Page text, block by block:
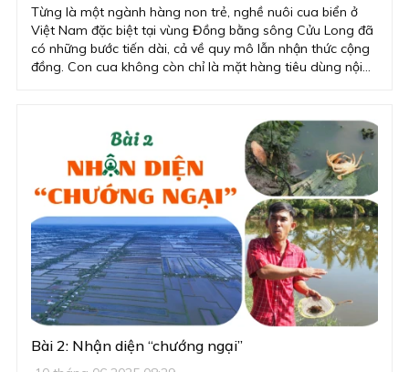
Từng là một ngành hàng non trẻ, nghề nuôi cua biển ở
Việt Nam đặc biệt tại vùng Đồng bằng sông Cửu Long đã
có những bước tiến dài, cả về quy mô lẫn nhận thức cộng
đồng. Con cua không còn chỉ là mặt hàng tiêu dùng nội
vững và kinh tế tuần hoàn của quốc gia. Nhưng để hiện
thực hóa tầm nhìn ấy, không thể trông chờ vào tự phát.
Cần một lộ trình bài bản, một nền móng vững chắc: từ tổ
chức sản xuất đến chính sách hỗ trợ, từ đổi mới công nghệ
đến mở rộng thị trường, để từng con cua không chỉ sống
khỏe mà còn mang giá trị cao, hướng đến các phân khúc
toàn cầu.
Bài 2: Nhận diện “chướng ngại”